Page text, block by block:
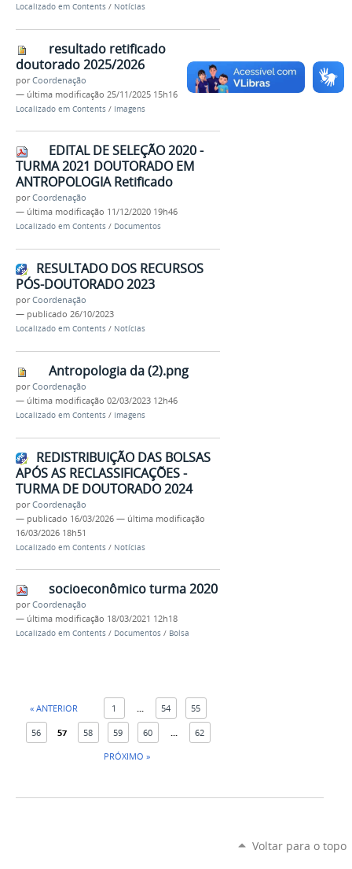
Localizado em Contents / Notícias
resultado retificado
doutorado 2025/2026
porCoordenação
— última modificação 25/11/2025 15h16
Localizado em Contents / Imagens
EDITAL DE SELEÇÃO 2020 -
TURMA 2021 DOUTORADO EM
ANTROPOLOGIA Retificado
porCoordenação
— última modificação 11/12/2020 19h46
Localizado em Contents / Documentos
RESULTADO DOS RECURSOS
PÓS-DOUTORADO 2023
porCoordenação
— publicado 26/10/2023
Localizado em Contents / Notícias
Antropologia da (2).png
porCoordenação
— última modificação 02/03/2023 12h46
Localizado em Contents / Imagens
REDISTRIBUIÇÃO DAS BOLSAS
APÓS AS RECLASSIFICAÇÕES -
TURMA DE DOUTORADO 2024
porCoordenação
— publicado 16/03/2026 — última modificação
16/03/2026 18h51
Localizado em Contents / Notícias
socioeconômico turma 2020
porCoordenação
— última modificação 18/03/2021 12h18
Localizado em Contents / Documentos / Bolsa
« ANTERIOR 1 ... 54 55
56 57 58 59 60 ...
62
PRÓXIMO »
Voltar para o topo